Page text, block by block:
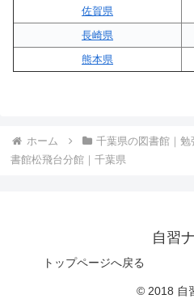
佐賀県
長崎県
熊本県
ホーム 千葉県の図書館｜
書館松飛台分館｜千葉県
自習
トップページへ戻る
© 2018 自